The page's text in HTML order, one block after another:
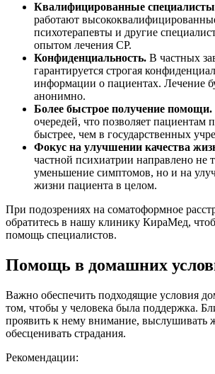
Квалифицированные
работают
психотерапевты и другие
опытом лечения СР.
Конфиденциальность. В частных
гарантируется строгая
информации о пациентах. Лечение
анонимно.
Более быстрое получение помощи.
очередей, что позволяет пациентам
быстрее, чем в государственных
Фокус на улучшении качества
частной психиатрии направлено не
уменьшение симптомов, но и на
жизни пациента в целом.
При подозрениях на соматоформное
обратитесь в нашу клинику КираМед,
помощь специалистов.
Помощь в домашних
Важно обеспечить подходящие условия
том, чтобы у человека была поддержка.
проявить к нему внимание, выслушивать
обесценивать страдания.
Рекомендации: